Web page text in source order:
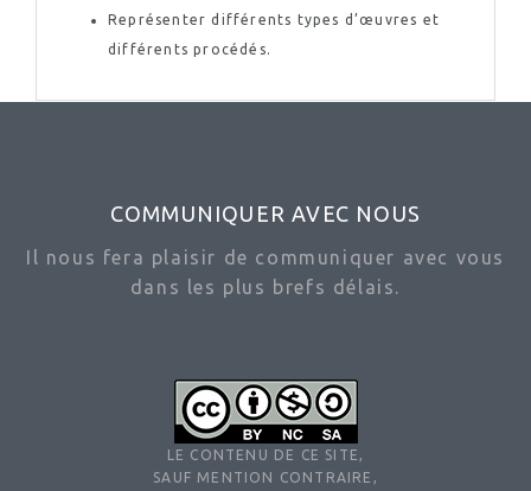
Représenter différents types d’œuvres et
différents procédés.
COMMUNIQUER AVEC NOUS
Il nous fera plaisir de communiquer avec vous
dans les plus brefs délais.
LE CONTENU DE CE SITE,
SAUF MENTION CONTRAIRE,